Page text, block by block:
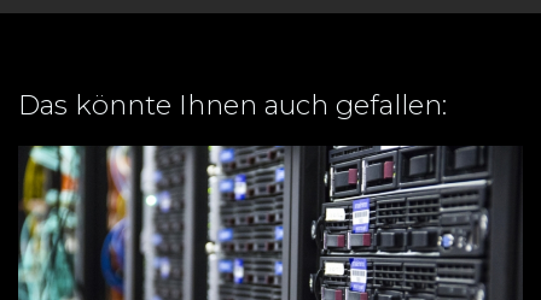
Das könnte Ihnen auch gefallen: